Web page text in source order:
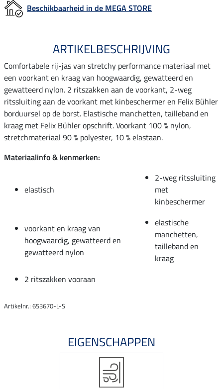
Beschikbaarheid in de MEGA STORE
ARTIKELBESCHRIJVING
Comfortabele rij-jas van stretchy performance materiaal met
een voorkant en kraag van hoogwaardig, gewatteerd en
gewatteerd nylon. 2 ritszakken aan de voorkant, 2-weg
ritssluiting aan de voorkant met kinbeschermer en Felix Bühler
borduursel op de borst. Elastische manchetten, tailleband en
kraag met Felix Bühler opschrift. Voorkant 100 % nylon,
stretchmateriaal 90 % polyester, 10 % elastaan.
Materiaalinfo & kenmerken:
elastisch
2-weg ritssluiting
met
kinbeschermer
voorkant en kraag van
hoogwaardig, gewatteerd en
gewatteerd nylon
elastische
manchetten,
tailleband en
kraag
2 ritszakken vooraan
Artikelnr.: 653670-L-S
EIGENSCHAPPEN